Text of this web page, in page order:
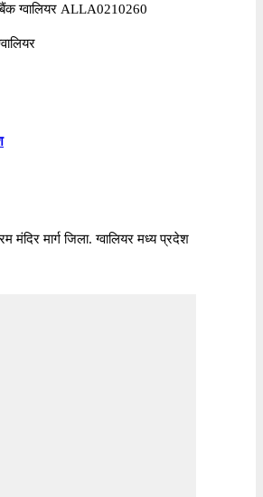
बैंक ग्वालियर ALLA0210260
मंदिर मार्ग जिला. ग्वालियर मध्य प्रदेश